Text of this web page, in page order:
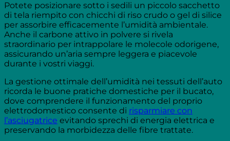
Potete posizionare sotto i sedili un piccolo sacchetto
di tela riempito con chicchi di riso crudo o gel di silice
per assorbire efficacemente l’umidità ambientale.
Anche il carbone attivo in polvere si rivela
straordinario per intrappolare le molecole odorigene,
assicurando un’aria sempre leggera e piacevole
durante i vostri viaggi.
La gestione ottimale dell’umidità nei tessuti dell’auto
ricorda le buone pratiche domestiche per il bucato,
dove comprendere il funzionamento del proprio
elettrodomestico consente di risparmiare con
l’asciugatrice evitando sprechi di energia elettrica e
preservando la morbidezza delle fibre trattate.